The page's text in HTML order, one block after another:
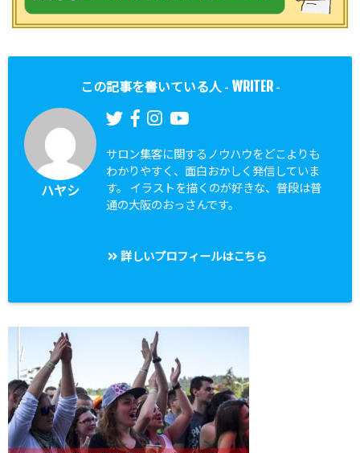
この記事を書いている人 - WRITER-
ハヤシ
サロン集客に関するノウハウをどこよりも
わかりやすく、面白おかしく発信していま
す。 イラストを描くのが好きな、普段は普
通の大阪のおっさんです。
詳しいプロフィールはこちら